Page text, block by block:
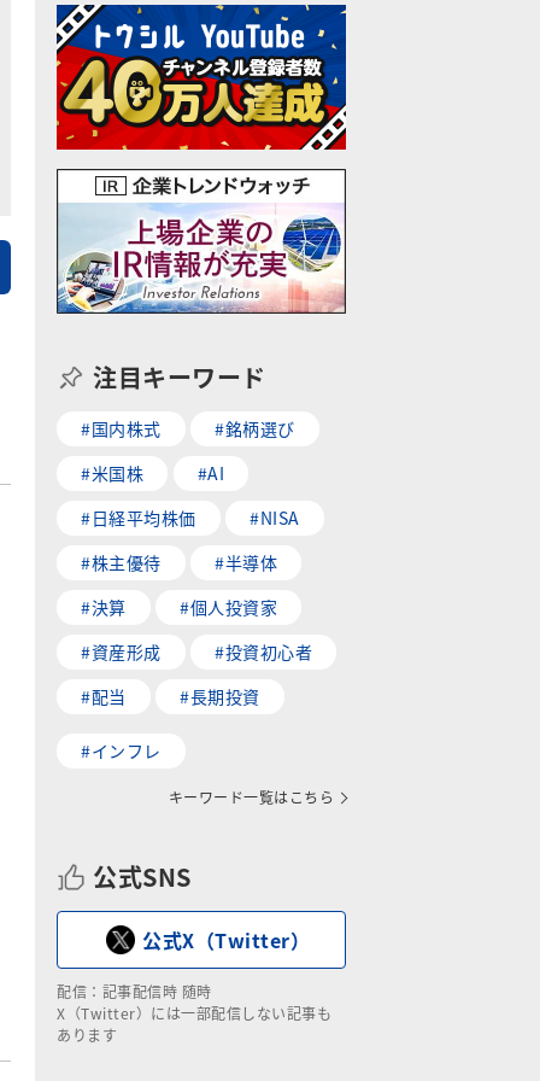
注目キーワード
#国内株式
#銘柄選び
#米国株
#AI
#日経平均株価
#NISA
#株主優待
#半導体
#決算
#個人投資家
#資産形成
#投資初心者
#配当
#長期投資
#インフレ
キーワード一覧はこちら
公式SNS
公式X（Twitter）
配信：記事配信時 随時
X（Twitter）には一部配信しない記事も
あります